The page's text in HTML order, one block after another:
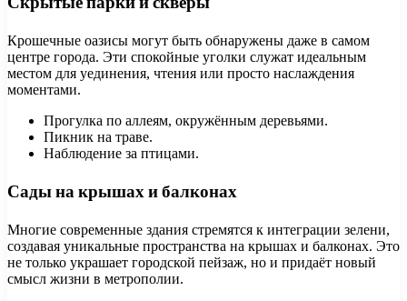
Крошечные оазисы могут быть обнаружены даже в самом
центре города. Эти спокойные уголки служат идеальным
местом для уединения, чтения или просто наслаждения
моментами.
Прогулка по аллеям, окружённым деревьями.
Пикник на траве.
Наблюдение за птицами.
Сады на крышах и балконах
Многие современные здания стремятся к интеграции зелени,
создавая уникальные пространства на крышах и балконах. Это
не только украшает городской пейзаж, но и придаёт новый
смысл жизни в метрополии.